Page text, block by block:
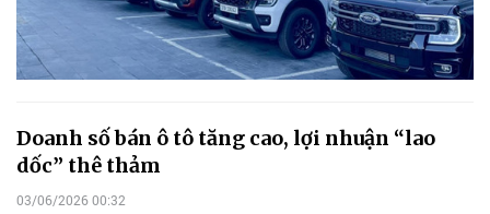
Doanh số bán ô tô tăng cao, lợi nhuận “lao
dốc” thê thảm
03/06/2026 00:32